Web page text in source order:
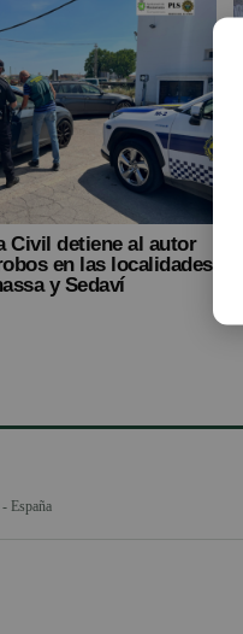
Civil detiene al autor
en las localidades
y Sedaví
España